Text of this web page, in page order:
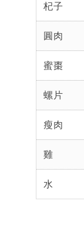
杞子
圓肉
蜜棗
螺片
瘦肉
雞
水